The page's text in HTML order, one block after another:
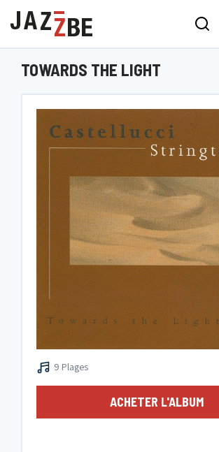
TOWARDS THE LIGHT
9 Plages
ACHETER L'ALBUM